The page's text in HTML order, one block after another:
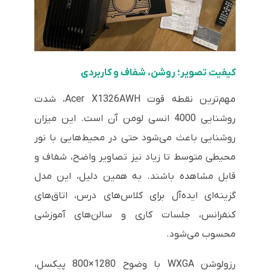
کیفیت تصویر؛ روشن، شفاف و کاربردی
مهم‌ترین نقطه قوت Acer X1326AWH، شدت
روشنایی 4000 انسی لومن آن است. این میزان
روشنایی باعث می‌شود حتی در محیط‌هایی با نور
محیطی متوسط تا زیاد نیز تصاویر واضح، شفاف و
قابل مشاهده باشند. به همین دلیل، این مدل
گزینه‌ای ایده‌آل برای کلاس‌های درس، اتاق‌های
کنفرانس، جلسات کاری و سالن‌های آموزشی
محسوب می‌شود.
رزولوشن WXGA با وضوح 1280×800 پیکسل،